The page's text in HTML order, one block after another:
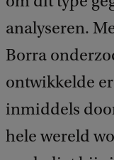
analyseren.
Borra
ontwikkelde
inmiddels
hele wereld